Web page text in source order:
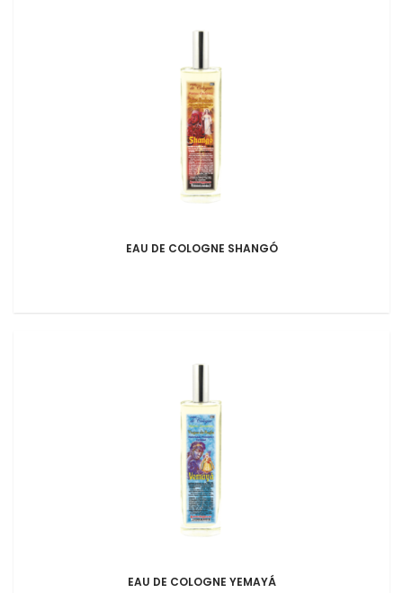
EAU DE COLOGNE SHANGÓ
EAU DE COLOGNE YEMAYÁ